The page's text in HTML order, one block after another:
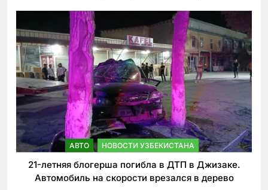
АВТО НОВОСТИ УЗБЕКИСТАНА
21-летняя блогерша погибла в ДТП в Джизаке.
Автомобиль на скорости врезался в дерево